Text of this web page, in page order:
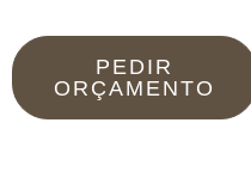
PEDIR
ORÇAMENTO